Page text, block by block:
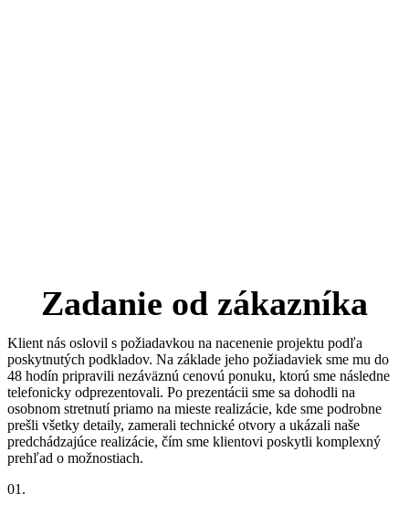
Zadanie od zákazníka
Klient nás oslovil s požiadavkou na nacenenie projektu podľa
poskytnutých podkladov. Na základe jeho požiadaviek sme mu do
48 hodín pripravili nezáväznú cenovú ponuku, ktorú sme následne
telefonicky odprezentovali. Po prezentácii sme sa dohodli na
osobnom stretnutí priamo na mieste realizácie, kde sme podrobne
prešli všetky detaily, zamerali technické otvory a ukázali naše
predchádzajúce realizácie, čím sme klientovi poskytli komplexný
prehľad o možnostiach.
01.